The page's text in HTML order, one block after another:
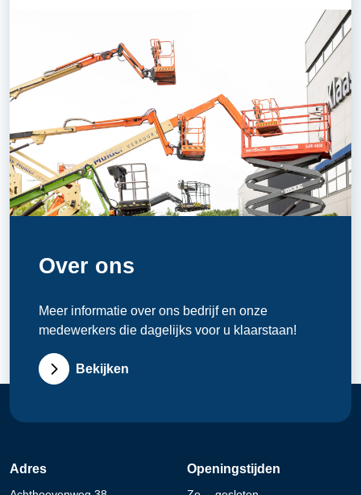
Over ons
Meer informatie over ons bedrijf en onze
medewerkers die dagelijks voor u klaarstaan!
Bekijken
Adres Openingstijden